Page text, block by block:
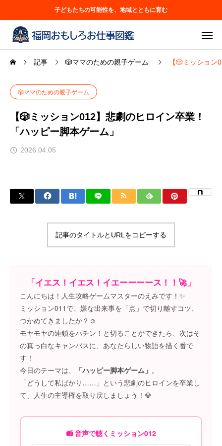
子どもたちの可能性を、地域とともに育む
記事 🎲ママのための親子ゲーム 【🎲ミッショ
🎲ママのための親子ゲーム
【🎲ミッション012】悲劇のヒロイン卒業！
「ハッピー脚本ゲーム」
2026.04.05
記事のタイトルとURLをコピーする
「イエス！イエス！イエーーーース！！🚀」
こんにちは！人生攻略ゲームマスターのえみです！✨
ミッション011で、嫌な出来事を「点」で切り離すコツ、
つかめてきましたか？☺️
モヤモヤの連鎖をパチン！と切ることができたら、次はそ
の真っ白なキャンバスに、あなたらしい物語を描く番で
す！
今日のテーマは、
「ハッピー脚本ゲーム」 。
「どうして私ばかり……」という悲劇のヒロインを卒業し
て、人生の主導権を取り戻しましょう！💎
📻 音声で聴くミッション012